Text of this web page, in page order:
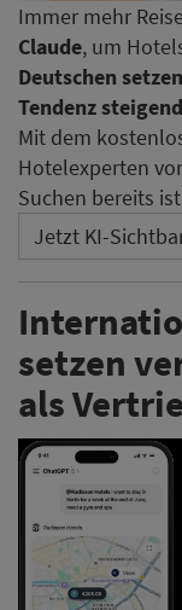
Immer mehr
Claude, um
Deutschen
Tendenz
Mit dem
Hotelexperten
Suchen bereits
Jetzt KI-
setzen
als